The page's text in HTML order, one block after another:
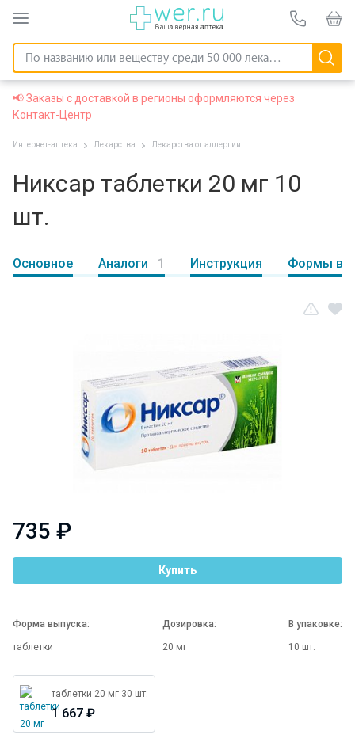
📢 Заказы с доставкой в регионы оформляются через
Контакт-Центр
Интернет-аптека Лекарства Лекарства от аллергии
Никсар таблетки 20 мг 10
шт.
Основное Аналоги 1 Инструкция Формы
735 ₽
Купить
Форма выпуска:
таблетки
Дозировка:
20 мг
В упаковке:
10 шт.
таблетки 20 мг 30 шт.
1 667 ₽